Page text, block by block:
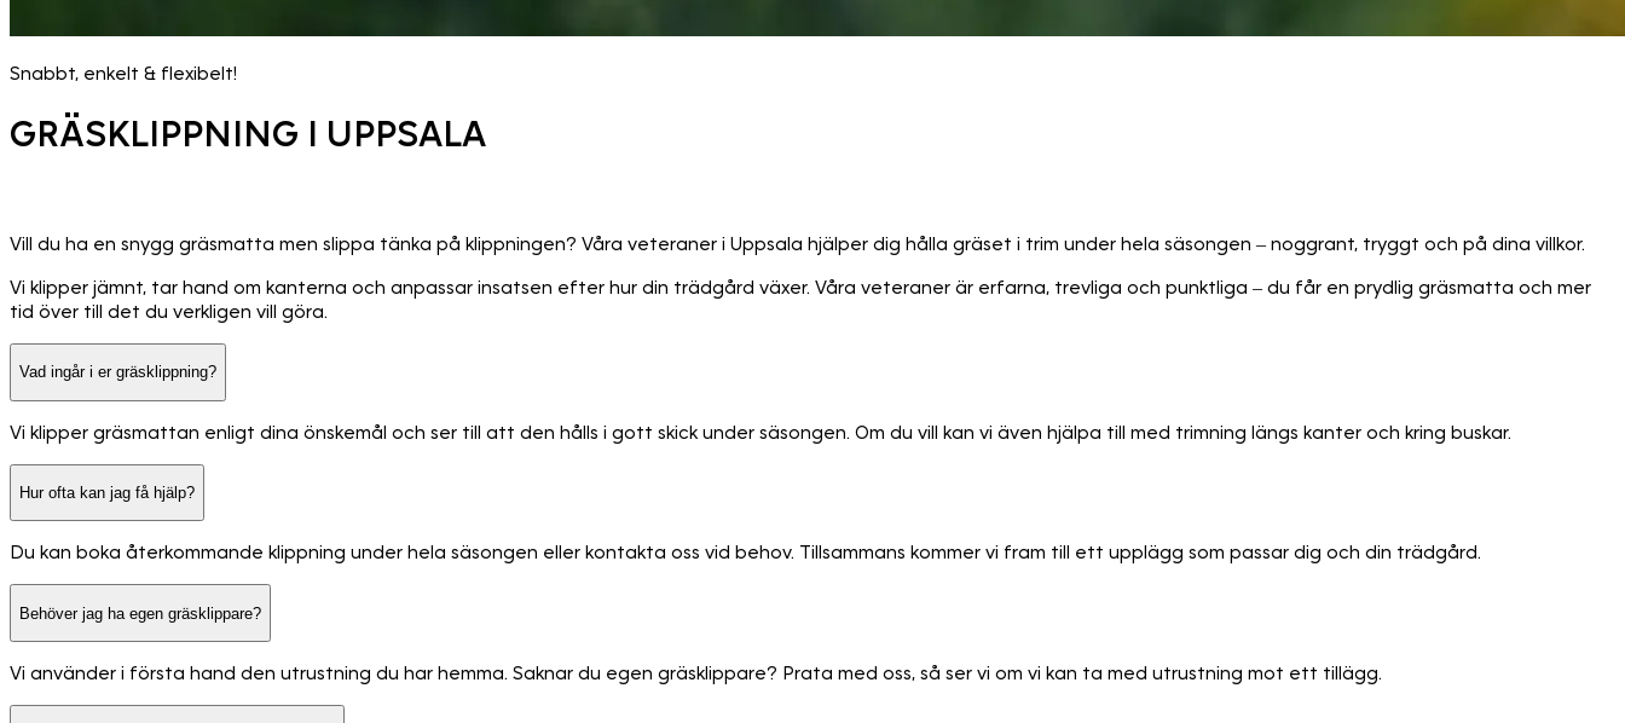
Snabbt, enkelt & flexibelt!
GRÄSKLIPPNING I UPPSALA
Vill du ha en snygg gräsmatta men slippa tänka på klippningen? Våra veteraner i Uppsala hjälper dig hålla gräset i trim under hela säsongen – noggrant, tryggt och på dina villkor.
Vi klipper jämnt, tar hand om kanterna och anpassar insatsen efter hur din trädgård växer. Våra veteraner är erfarna, trevliga och punktliga – du får en prydlig gräsmatta och mer
tid över till det du verkligen vill göra.
Vad ingår i er gräsklippning?
Vi klipper gräsmattan enligt dina önskemål och ser till att den hålls i gott skick under säsongen. Om du vill kan vi även hjälpa till med trimning längs kanter och kring buskar.
Hur ofta kan jag få hjälp?
Du kan boka återkommande klippning under hela säsongen eller kontakta oss vid behov. Tillsammans kommer vi fram till ett upplägg som passar dig och din trädgård.
Behöver jag ha egen gräsklippare?
Vi använder i första hand den utrustning du har hemma. Saknar du egen gräsklippare? Prata med oss, så ser vi om vi kan ta med utrustning mot ett tillägg.